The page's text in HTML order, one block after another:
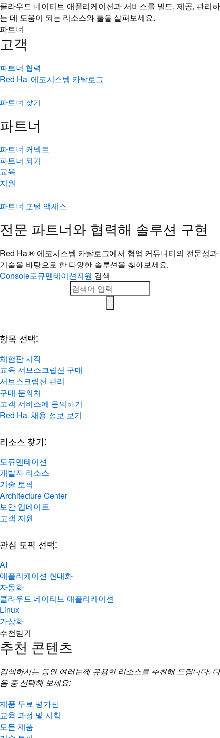
클라우드 네이티브 애플리케이션과 서비스를 빌드, 제공, 관리하
는 데 도움이 되는 리소스와 툴을 살펴보세요.
파트너
고객
파트너 협력
Red Hat 에코시스템 카탈로그
파트너 찾기
파트너
파트너 커넥트
파트너 되기
교육
지원
파트너 포털 액세스
전문 파트너와 협력해 솔루션 구현
Red Hat® 에코시스템 카탈로그에서 협업 커뮤니티의 전문성과
기술을 바탕으로 한 다양한 솔루션을 찾아보세요.
Console도큐멘테이션지원 검색
항목 선택:
체험판 시작
교육 서브스크립션 구매
서브스크립션 관리
구매 문의처
고객 서비스에 문의하기
Red Hat 채용 정보 보기
리소스 찾기:
도큐멘테이션
개발자 리소스
기술 토픽
Architecture Center
보안 업데이트
고객 지원
관심 토픽 선택:
AI
애플리케이션 현대화
자동화
클라우드 네이티브 애플리케이션
Linux
가상화
추천받기
추천 콘텐츠
검색하시는 동안 여러분께 유용한 리소스를 추천해 드립니다. 다
음 중 선택해 보세요:
제품 무료 평가판
교육 과정 및 시험
모든 제품